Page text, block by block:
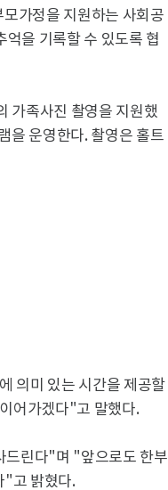
가정을 지원하는 사회공
억을 기록할 수 있도록 협
가족사진 촬영을 지원했
을 운영한다. 촬영은 홀트
의미 있는 시간을 제공할
어가겠다"고 말했다.
드린다"며 "앞으로도 한부
"고 밝혔다.